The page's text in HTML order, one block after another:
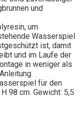
und
um
Wasserspiel
ist, damit
und im Laufe der
in weniger als
für den
98 cm. Gewicht: 5,5